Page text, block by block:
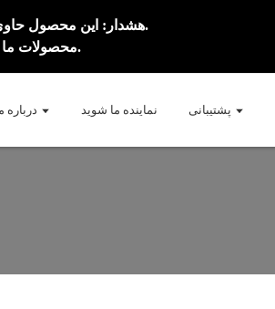
هشدار: این محصول حاوی نیکوتین است. نیکوتین یک ماده شیمیایی اعتیادآور است.
محصولات ما فقط به بزرگسالان ۲۱+ سال محدود می‌شود.
درباره نماینده ما شوید پشتیبانی